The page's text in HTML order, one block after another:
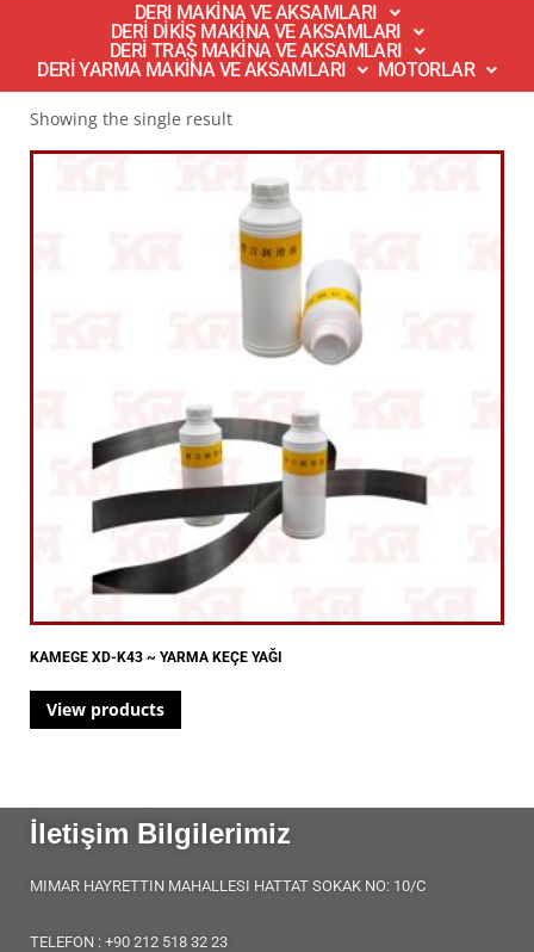
DERI MAKİNA VE AKSAMLARI
DERİ DİKİŞ MAKİNA VE AKSAMLARI
DERİ TRAŞ MAKİNA VE AKSAMLARI
DERİ YARMA MAKİNA VE AKSAMLARI
MOTORLAR
Showing the single result
KAMEGE XD-K43 ~ YARMA KEÇE YAĞI
View products
İletişim Bilgilerimiz
MIMAR HAYRETTIN MAHALLESI HATTAT SOKAK NO: 10/C
TELEFON : +90 212 518 32 23